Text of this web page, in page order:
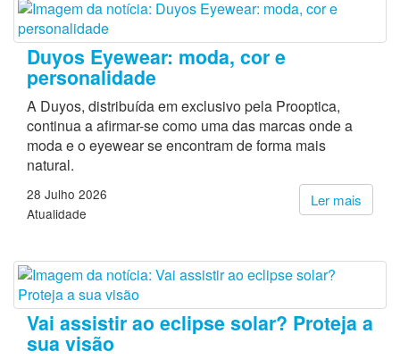
Duyos Eyewear: moda, cor e
personalidade
A Duyos, distribuída em exclusivo pela Prooptica,
continua a afirmar-se como uma das marcas onde a
moda e o eyewear se encontram de forma mais
natural.
Ler mais
28 Julho 2026
Atualidade
Vai assistir ao eclipse solar? Proteja a
sua visão